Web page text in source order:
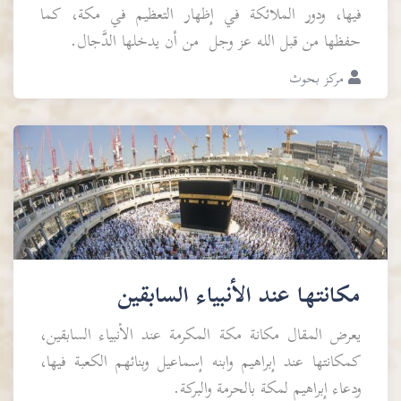
فيها، ودور الملائكة في إظهار التعظيم في مكة، كما
حفظها من قبل الله عز وجل من أن يدخلها الدَّجال.
مركز بحوث
مكانتها عند الأنبياء السابقين
يعرض المقال مكانة مكة المكرمة عند الأنبياء السابقين،
كمكانتها عند إبراهيم وابنه إسماعيل وبنائهم الكعبة فيها،
ودعاء إبراهيم لمكة بالحرمة والبركة.